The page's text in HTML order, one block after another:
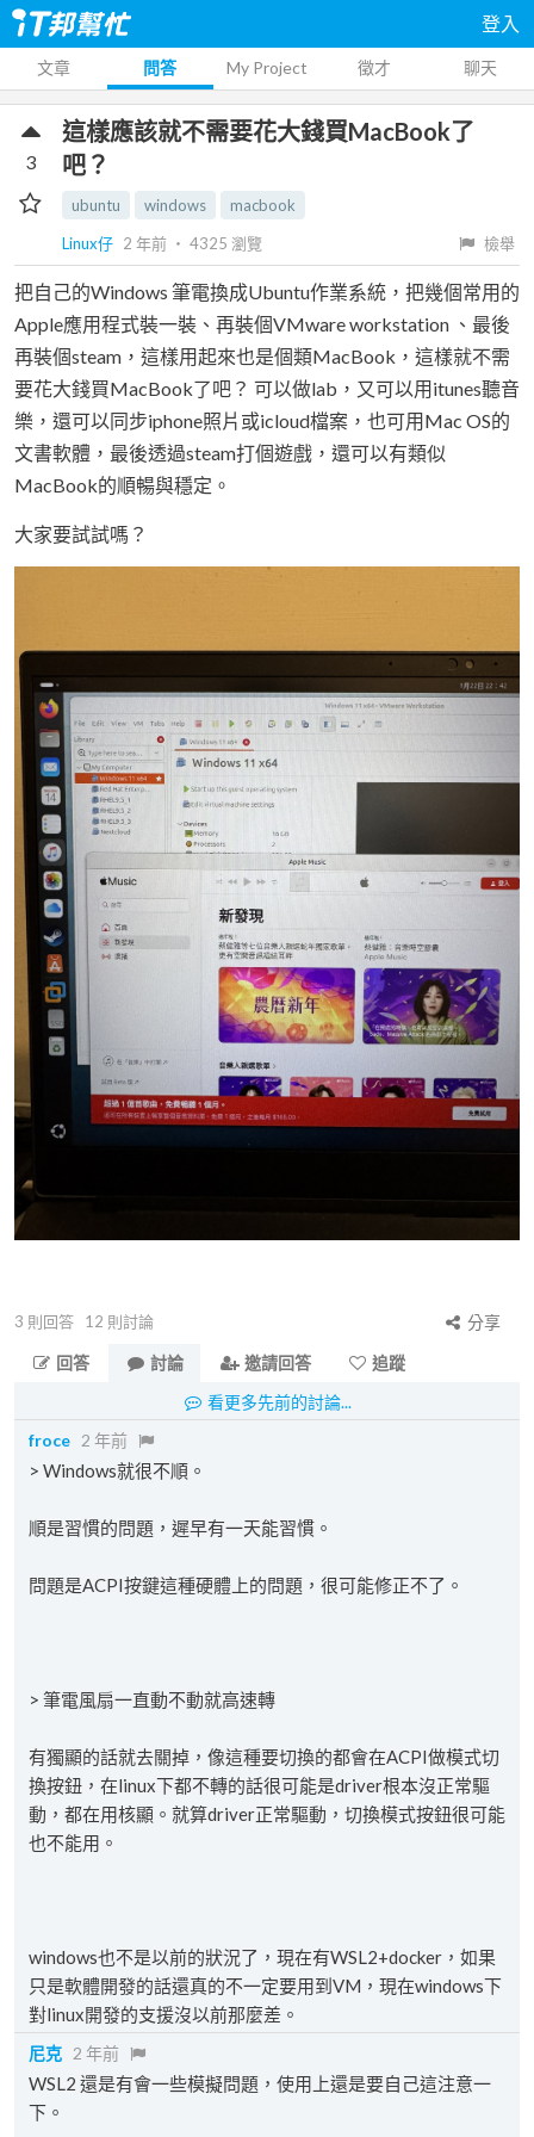
登入
文章 問答 My Project 徵才 聊天
這樣應該就不需要花大錢買MacBook了
吧？
ubuntu windows
macbook
Linux仔 2 年前 ‧ 4325 瀏覽 檢舉
3
把自己的Windows 筆電換成Ubuntu作業系統，把幾個常用的
Apple應用程式裝一裝、再裝個VMware workstation 、最後
再裝個steam，這樣用起來也是個類MacBook，這樣就不需
要花大錢買MacBook了吧？ 可以做lab，又可以用itunes聽音
樂，還可以同步iphone照片或icloud檔案，也可用Mac OS的
文書軟體，最後透過steam打個遊戲，還可以有類似
MacBook的順暢與穩定。
大家要試試嗎？
3 則回答 12 則討論
分享
回答
討論 邀請回答
追蹤
看更多先前的討論...
froce 2 年前
> Windows就很不順。
順是習慣的問題，遲早有一天能習慣。
問題是ACPI按鍵這種硬體上的問題，很可能修正不了。
> 筆電風扇一直動不動就高速轉
有獨顯的話就去關掉，像這種要切換的都會在ACPI做模式切
換按鈕，在linux下都不轉的話很可能是driver根本沒正常驅
動，都在用核顯。就算driver正常驅動，切換模式按鈕很可能
也不能用。
windows也不是以前的狀況了，現在有WSL2+docker，如果
只是軟體開發的話還真的不一定要用到VM，現在windows下
對linux開發的支援沒以前那麼差。
尼克 2 年前
WSL2 還是有會一些模擬問題，使用上還是要自己這注意一
下。